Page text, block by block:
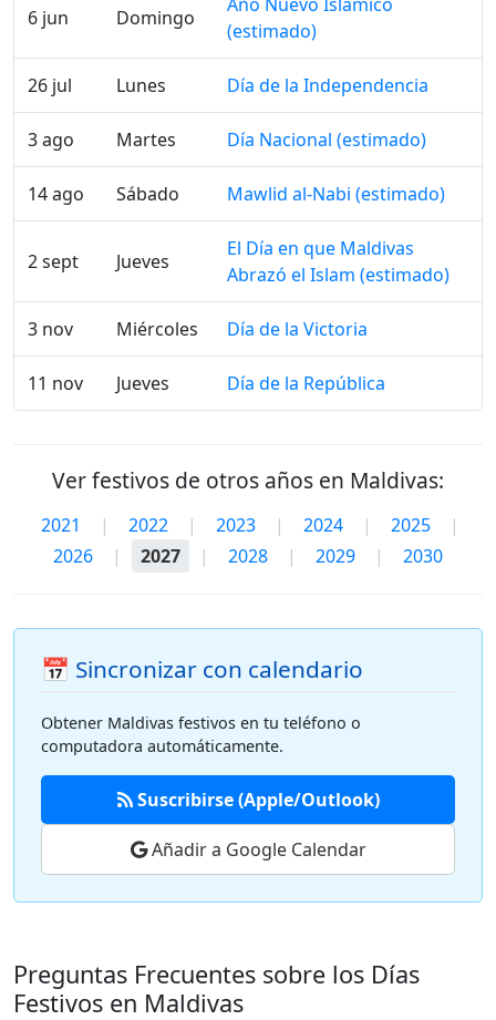
6 jun Domingo
(estimado)
26 jul Lunes Día de la Independencia
3 ago Martes Día Nacional (estimado)
14 ago Sábado Mawlid al-Nabi (estimado)
2 sept Jueves
El Día en que Maldivas
Abrazó el Islam (estimado)
3 nov Miércoles Día de la Victoria
11 nov Jueves Día de la República
Ver festivos de otros años en Maldivas:
2021 | 2022 | 2023 | 2024 | 2025
|
2026
| 2027 | 2028 | 2029 | 2030
📅 Sincronizar con calendario
Obtener Maldivas festivos en tu teléfono o
computadora automáticamente.
Suscribirse (Apple/Outlook)
Añadir a Google Calendar
Preguntas Frecuentes sobre los Días
Festivos en Maldivas